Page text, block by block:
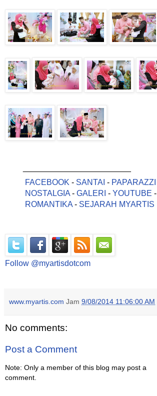
FACEBOOK - SANTAI - PAPARAZZI
NOSTALGIA- GALERI - YOUTUBE -
ROMANTIKA- SEJARAH MYARTIS
Follow @myartisdotcom
www.myartis.com Jam 9/08/2014 11:06:00 AM
No comments:
Post a Comment
Note: Only a member of this blog may post a
comment.